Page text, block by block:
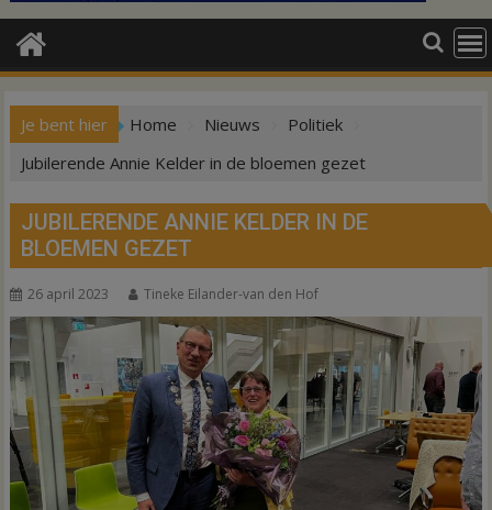
Je bent hier Home Nieuws
Politiek
Jubilerende Annie Kelder in de bloemen gezet
JUBILERENDE ANNIE KELDER IN DE
BLOEMEN GEZET
26 april 2023 Tineke Eilander-van den Hof